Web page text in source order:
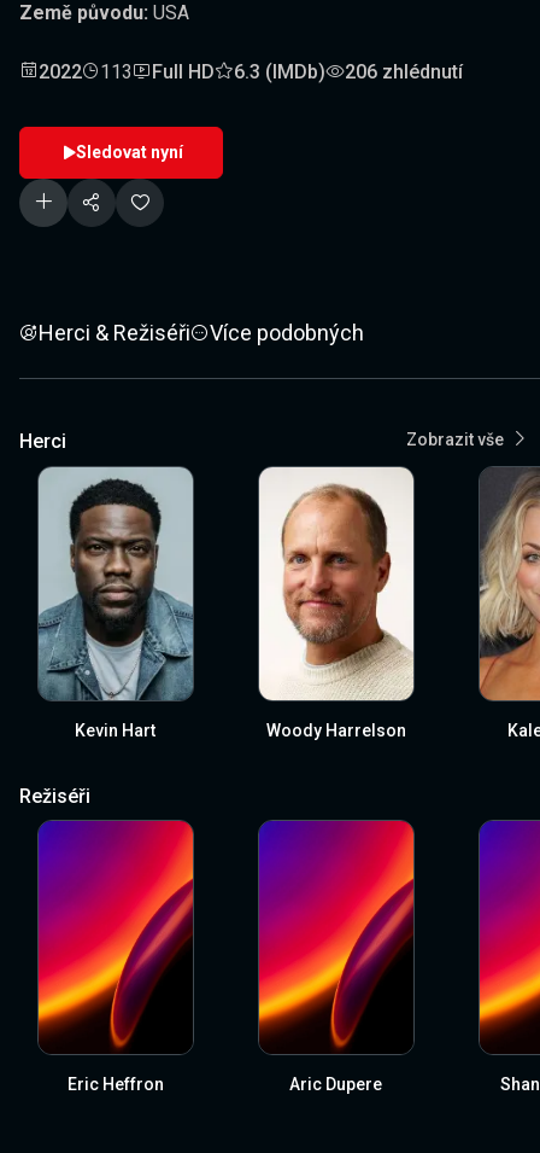
Země původu: USA
2022 113 Full HD 6.3 (IMDb) 206 zhlédnutí
Sledovat nyní
Herci & Režiséři Více podobných
Herci Zobrazit vše
Kevin Hart Woody Harrelson
Režiséři
Eric Heffron Aric Dupere